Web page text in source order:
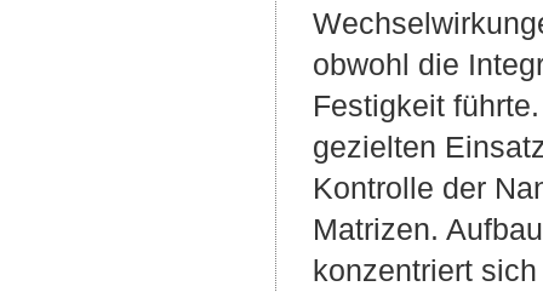
obwohl die
Festigkeit
gezielten
Kontrolle der
Matrizen.
konzentriert